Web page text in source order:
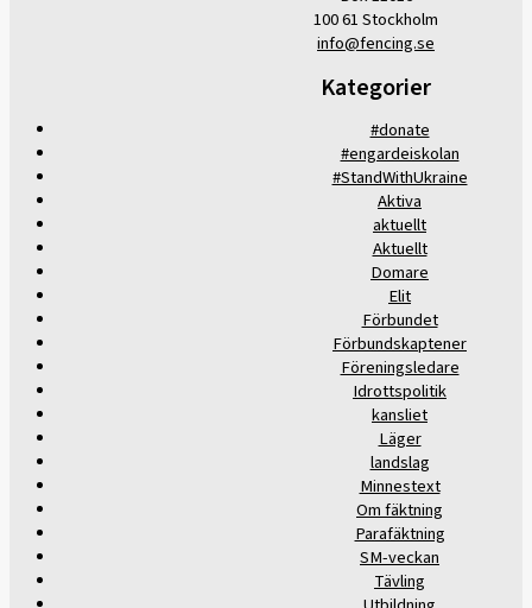
100 61 Stockholm
info@fencing.se
Kategorier
#donate
#engardeiskolan
#StandWithUkraine
Aktiva
aktuellt
Aktuellt
Domare
Elit
Förbundet
Förbundskaptener
Föreningsledare
Idrottspolitik
kansliet
Läger
landslag
Minnestext
Om fäktning
Parafäktning
SM-veckan
Tävling